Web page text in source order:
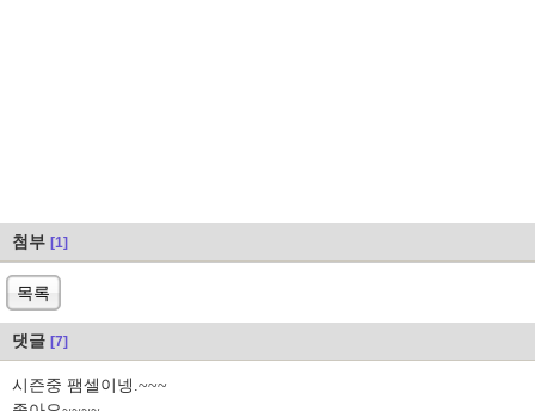
첨부 [1]
목록
댓글 [7]
시즌중 팸셀이넹.~~~